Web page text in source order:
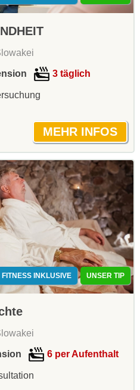
3 täglich
FITNESS INKLUSIVE UNSER TIP
6 per Aufenthalt